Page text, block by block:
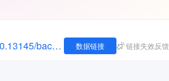
https://bacdive.dsmz.de/index.php?site=pdf_view&id=20525&doi=doi:10.13145/bacdive20525.20230509.8.1 数据链接 链接失效反馈